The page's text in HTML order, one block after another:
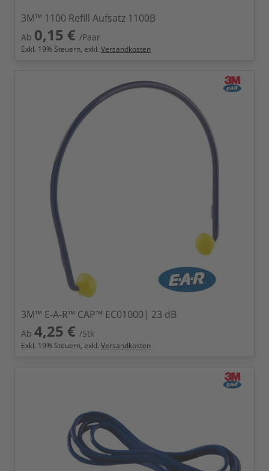
3M™ 1100 Refill Aufsatz 1100B
Ab 0,15 € /Paar
Exkl. 19% Steuern, exkl. Versandkosten
3M™ E-A-R™ CAP™ EC01000| 23 dB
Ab 4,25 € /Stk
Exkl. 19% Steuern, exkl. Versandkosten